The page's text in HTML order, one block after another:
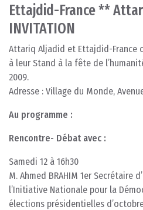
Ettajdid-France **
INVITATION
Attariq Aljadid et Ettajdid-France
à leur Stand à la fête de
2009.
Adresse : Village du Monde,
Au programme :
Rencontre- Débat avec :
Samedi 12 à 16h30
M. Ahmed BRAHIM 1er Secrétaire
l’Initiative Nationale pour la
élections présidentielles